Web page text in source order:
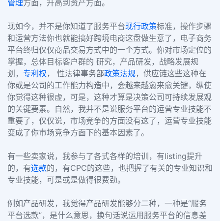
管理方面，升高到资产方面。
现如今，并不是你知道了服务平台现行政策标准，操作步骤
和运营方法你也就能搞好跨境电商这盘做生意了，电子商务
平台终归仅仅商品交易方式中的一个方式。你对市场定位的
掌握，总体目标客户群的 研究，产品研发，战略发展规
划， 专利权 ， 性法律事务部政策法规，供应链这些这种在
你或是公司的工作能力构造中，会越来越愈来愈关键，纵使
你觉得这种很虚，可是，这种才算是决策公司可持续发展观
的关键要素。自然，我并不是说服务平台的运营专业技能不
重要了，仅仅说，市场竞争的方面没有这了，运营专业技能
变成了你市场竞争方面下的基本因素了。
有一些卖家说，我参与了各式各样的培训，有listing提升
的，有选款的，有CPC的这些，也把握了有关的专业知识和
专业技能，可是或是做得很费劲。
例如产品研发，我觉得产品研发能够分二种，一种是“服务
平台选款”，是什么意思，换句话说运用服务平台的信息差